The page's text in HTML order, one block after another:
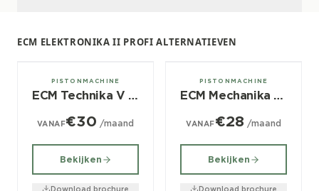
ECM ELEKTRONIKA II PROFI ALTERNATIEVEN
1 groeps
PISTONMACHINE
ECM Technika V Profi PID
VANAF€30 /maand
Bekijken
Download brochure
1 groeps
PISTONMACHINE
ECM Mechanika IV Profi
VANAF€28 /maand
Bekijken
Download brochure